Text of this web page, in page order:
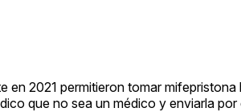
2021 permitieron tomar
que no sea un médico y enviarla